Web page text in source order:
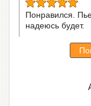
Понравился.
надеюсь будет.